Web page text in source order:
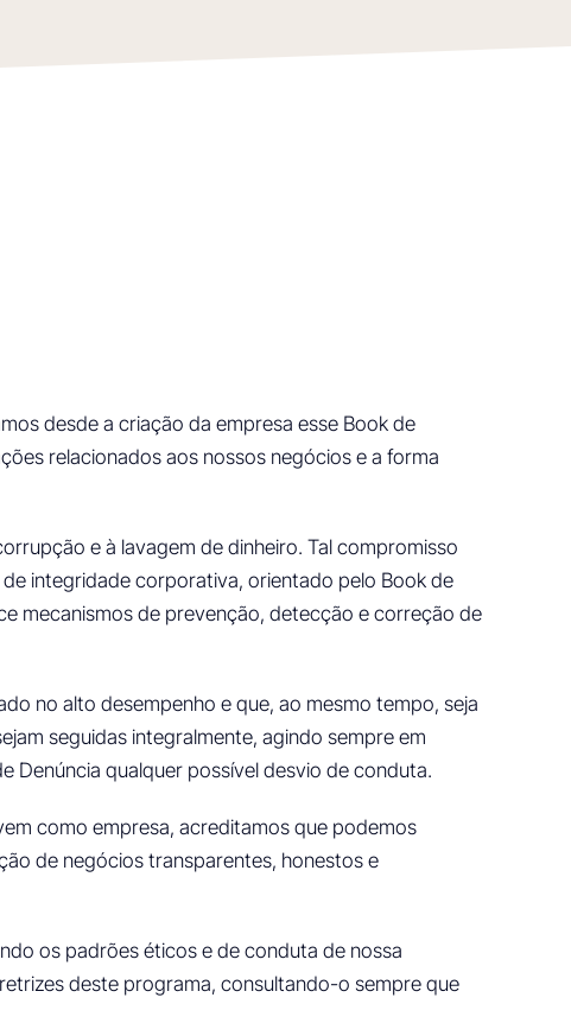
desde a criação da empresa esse Book de
relacionados aos nossos negócios e a forma
e à lavagem de dinheiro. Tal compromisso
integridade corporativa, orientado pelo Book de
mecanismos de prevenção, detecção e correção de
no alto desempenho e que, ao mesmo tempo, seja
seguidas integralmente, agindo sempre em
Denúncia qualquer possível desvio de conduta.
como empresa, acreditamos que podemos
de negócios transparentes, honestos e
os padrões éticos e de conduta de nossa
deste programa, consultando-o sempre que